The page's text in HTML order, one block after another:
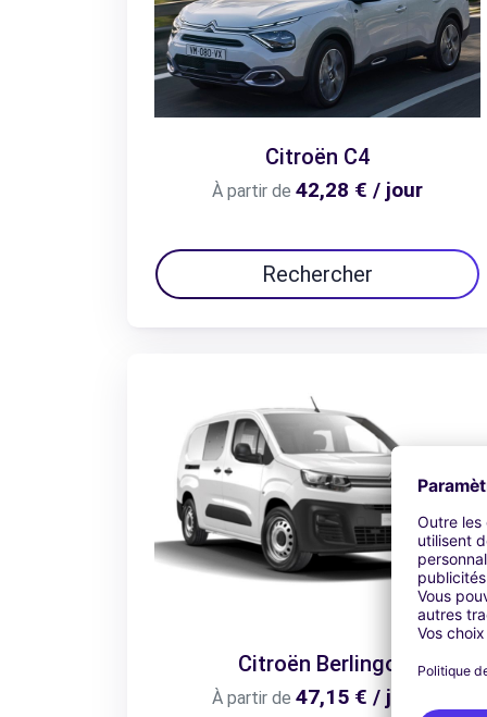
Citroën C4
À partir de 42,28 € / jour
Rechercher
Citroën Berlingo
À partir de 47,15 € / jour